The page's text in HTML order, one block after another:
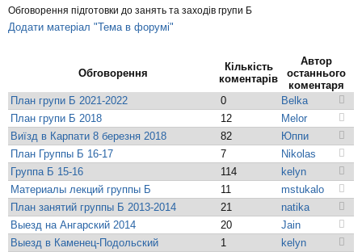
Обговорення підготовки до занять та заходів групи Б
Додати матеріал "Тема в форумі"
Обговорення
Кількість
коментарів
Автор
останнього
коментаря
План групи Б 2021-2022
0
Belka
План групи Б 2018
12
Melor
Виїзд в Карпати 8 березня 2018
82
Юппи
План Группы Б 16-17
7
Nikolas
Группа Б 15-16
114
kelyn
Материалы лекций группы Б
11
mstukalo
План занятий группы Б 2013-2014
21
natika
Выезд на Ангарский 2014
20
Jain
Выезд в Каменец-Подольский
1
kelyn